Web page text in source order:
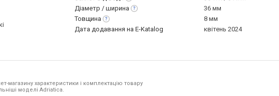
Діаметр / ширина
36 мм
Товщина
8 мм
Дата додавання на E-Katalog
квітень 2024
характеристики і комплектацію товару
моделі Adriatica.